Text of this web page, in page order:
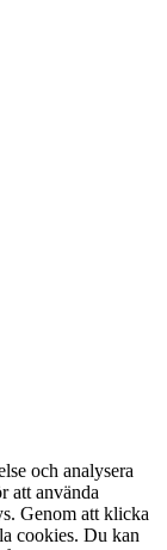
och analysera
att använda
Genom att klicka
cookies. Du kan